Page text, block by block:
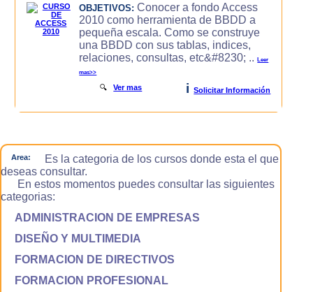
OBJETIVOS: Conocer a fondo Access
2010 como herramienta de BBDD a
pequeña escala. Como se construye
una BBDD con sus tablas, indices,
relaciones, consultas, etc&#8230; ..Leer
mas>>
🔍Ver mas i Solicitar Información
Area:
Es la categoria de los cursos donde esta el que
deseas consultar.
En estos momentos puedes consultar las siguientes
categorias:
ADMINISTRACION DE EMPRESAS
DISEÑO Y MULTIMEDIA
FORMACION DE DIRECTIVOS
FORMACION PROFESIONAL